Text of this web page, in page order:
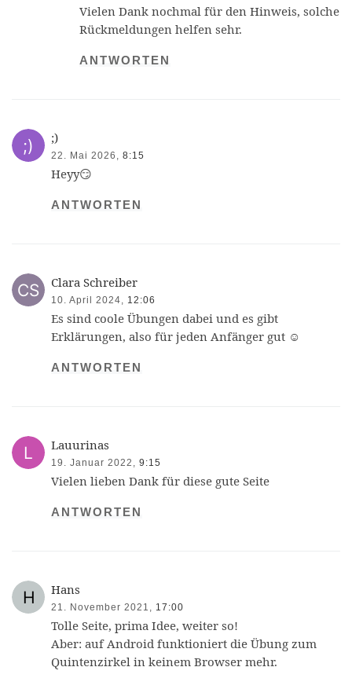
Vielen Dank nochmal für den Hinweis, solche
Rückmeldungen helfen sehr.
ANTWORTEN
;)
22. Mai 2026, 8:15
Heyy😏
ANTWORTEN
Clara Schreiber
10. April 2024, 12:06
Es sind coole Übungen dabei und es gibt
Erklärungen, also für jeden Anfänger gut ☺️
ANTWORTEN
Lauurinas
19. Januar 2022, 9:15
Vielen lieben Dank für diese gute Seite
ANTWORTEN
Hans
21. November 2021, 17:00
Tolle Seite, prima Idee, weiter so!
Aber: auf Android funktioniert die Übung zum
Quintenzirkel in keinem Browser mehr.